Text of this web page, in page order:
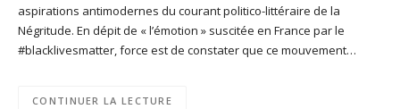
aspirations antimodernes du courant politico-littéraire de la
Négritude. En dépit de « l’émotion » suscitée en France par le
#blacklivesmatter, force est de constater que ce mouvement…
CONTINUER LA LECTURE